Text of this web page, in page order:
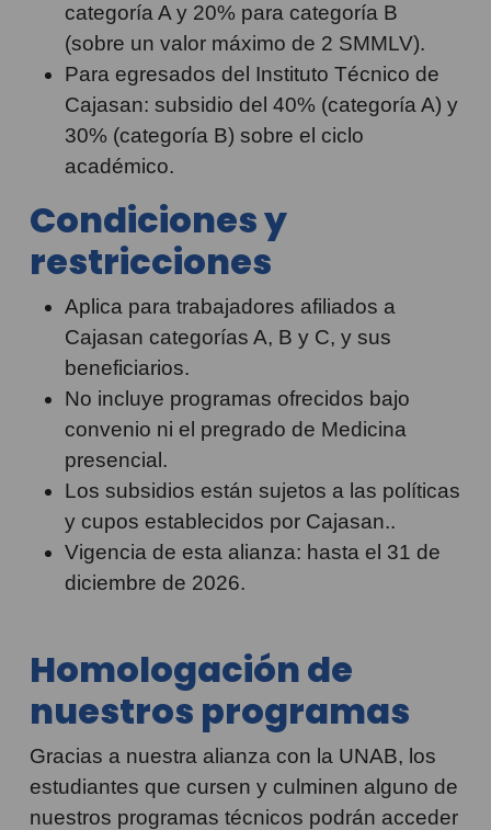
categoría A y 20% para categoría B
(sobre un valor máximo de 2 SMMLV).
Para egresados del Instituto Técnico de
Cajasan: subsidio del 40% (categoría A) y
30% (categoría B) sobre el ciclo
académico.
Condiciones y
restricciones
Aplica para trabajadores afiliados a
Cajasan categorías A, B y C, y sus
beneficiarios.
No incluye programas ofrecidos bajo
convenio ni el pregrado de Medicina
presencial.
Los subsidios están sujetos a las políticas
y cupos establecidos por Cajasan..
Vigencia de esta alianza: hasta el 31 de
diciembre de 2026.
Homologación de
nuestros programas
Gracias a nuestra alianza con la UNAB, los
estudiantes que cursen y culminen alguno de
nuestros programas técnicos podrán acceder